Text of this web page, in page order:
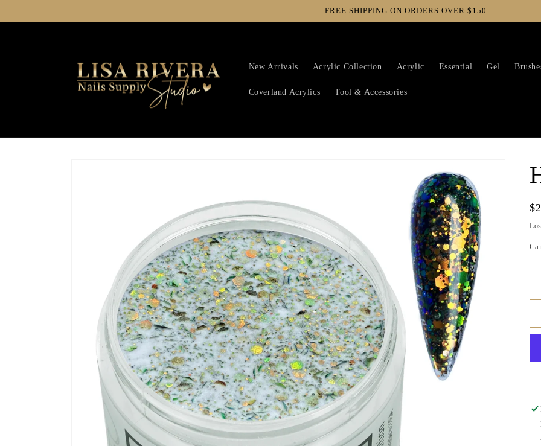
al contenido
FREE SHIPPING ON ORDERS OVER $150
New Arrivals Acrylic Collection Acrylic Essential Gel
Coverland Acrylics Tool & Accessories
Los